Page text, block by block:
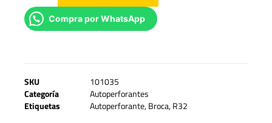
Compra por WhatsApp
SKU
101035
Categoría
Autoperforantes
Etiquetas
Autoperforante,Broca,R32